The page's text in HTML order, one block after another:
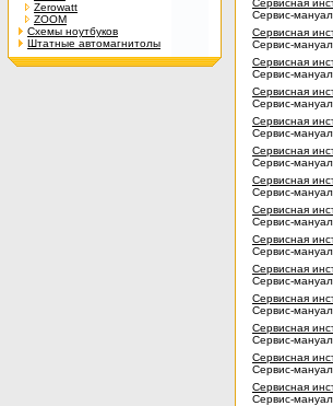
Zerowatt
ZOOM
Схемы ноутбуков
Штатные автомагнитолы
Сервисная
Сервис-
Сервисная
Сервис-
Сервисная
Сервис-
Сервисная
Сервис-
Сервисная
Сервис-
Сервисная
Сервис-
Сервисная
Сервис-
Сервисная
Сервис-
Сервисная
Сервис-
Сервисная
Сервис-
Сервисная
Сервис-
Сервисная
Сервис-
Сервисная
Сервис-
Сервисная
Сервис-